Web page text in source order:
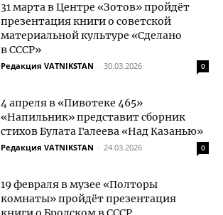
31 марта в Центре «Зотов» пройдёт
презентация книги о советской
материальной культуре «Сделано
в СССР»
Редакция VATNIKSTAN - 30.03.2026 0
4 апреля в «Пивотеке 465»
«Напильник» представит сборник
стихов Булата Галеева «Над Казанью»
Редакция VATNIKSTAN - 24.03.2026 0
19 февраля в музее «Полторы
комнаты» пройдёт презентация